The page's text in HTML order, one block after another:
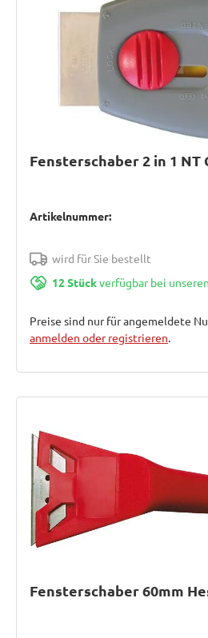
Fensterschaber 2 in 1
Artikelnummer:
wird für Sie bestellt
12 Stückverfügbar bei
Preise sind nur für angemeldete
anmelden oder registrieren.
Fensterschaber 60mm